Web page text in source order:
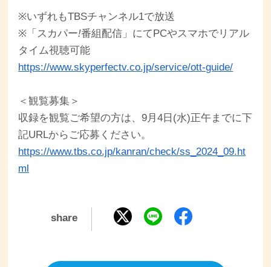
※いずれもTBSチャンネル1で放送
※「スカパー!番組配信」にてPCやスマホでリアル
タイム視聴可能
https://www.skyperfectv.co.jp/service/ott-guide/
＜観覧募集＞
収録を観覧ご希望の方は、9月4日(水)正午までに下
記URLからご応募ください。
https://www.tbs.co.jp/kanran/check/ss_2024_09.ht
ml
share